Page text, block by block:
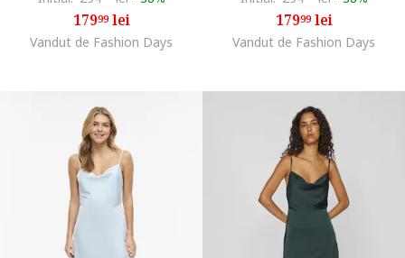
17999lei
Vandut de Fashion Days
17999lei
Vandut de Fashion Days